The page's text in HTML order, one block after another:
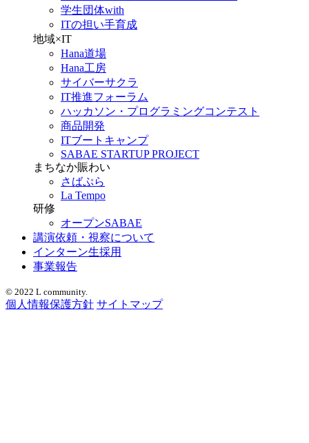
学生団体with
ITの担い手育成
地域×IT
Hana道場
Hana工房
サイバーサクラ
IT推進フォーラム
ハッカソン・プログラミングコンテスト
商品開発
ITブートキャンプ
SABAE STARTUP PROJECT
まちなか賑わい
さばぷら
La Tempo
研修
オープンSABAE
講演依頼・視察について
インターン生採用
事業報告
© 2022 L community.
個人情報保護方針 サイトマップ